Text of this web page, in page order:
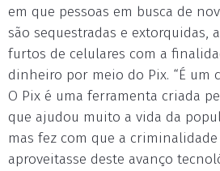
em que pessoas em busca de
são sequestradas e extorquidas,
furtos de celulares com a
dinheiro por meio do Pix. “É um
O Pix é uma ferramenta criada
que ajudou muito a vida da
mas fez com que a
aproveitasse deste avanço